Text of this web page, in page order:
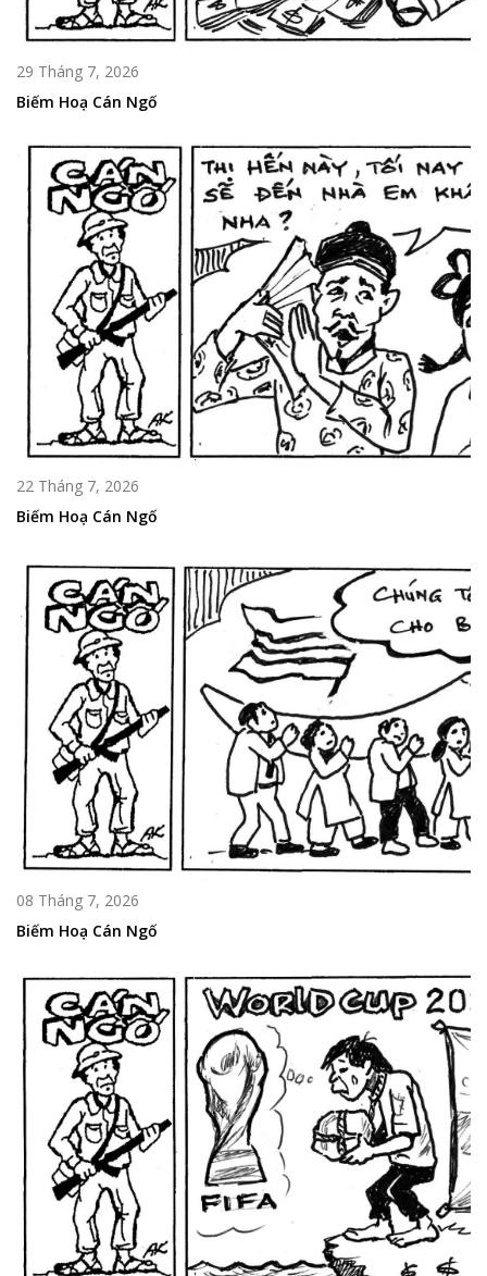
29 Tháng 7, 2026
Biếm Hoạ Cán Ngố
22 Tháng 7, 2026
Biếm Hoạ Cán Ngố
08 Tháng 7, 2026
Biếm Hoạ Cán Ngố